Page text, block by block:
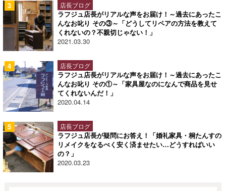
店長ブログ
ラフジュ店長がリアルな声をお届け！～過去にあったこ
んなお叱り その③～「どうしてリペアの方法を教えて
くれないの？不親切じゃない！」
2021.03.30
店長ブログ
ラフジュ店長がリアルな声をお届け！～過去にあったこ
んなお叱り その①～「家具屋なのになんで商品を見せ
てくれないんだ！」
2020.04.14
店長ブログ
ラフジュ店長が疑問にお答え！「婚礼家具・桐たんすの
リメイクをなるべく安く済ませたい…どうすればいい
の？」
2020.03.23